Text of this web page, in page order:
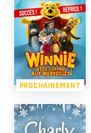
PROCHAINEMENT